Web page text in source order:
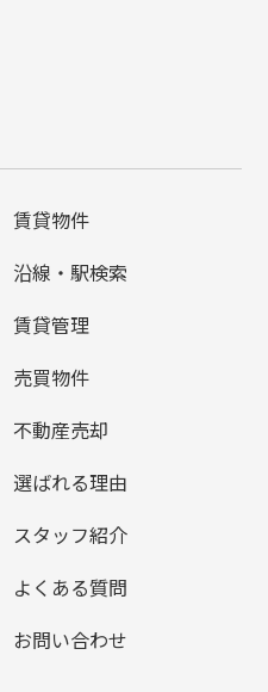
賃貸物件
沿線・駅検索
賃貸管理
売買物件
不動産売却
選ばれる理由
スタッフ紹介
よくある質問
お問い合わせ